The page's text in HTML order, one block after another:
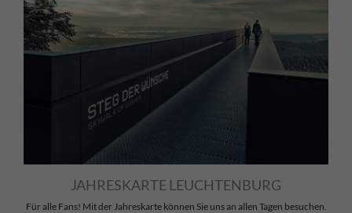
JAHRESKARTE LEUCHTENBURG
Für alle Fans! Mit der Jahreskarte können Sie uns an allen Tagen besuchen.